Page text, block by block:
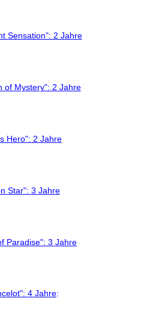
Sensation": 2 Jahre
of Mystery": 2 Jahre
Hero": 2 Jahre
Star": 3 Jahre
Paradise": 3 Jahre
4 Jahre: